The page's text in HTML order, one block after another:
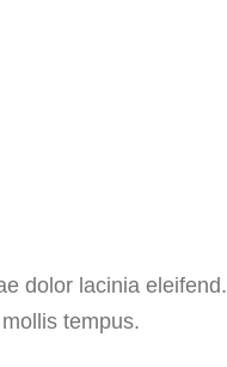
dolor lacinia eleifend.
tempus.